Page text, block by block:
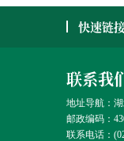
快速链
联系我
地址导航：
邮政编码：
联系电话：